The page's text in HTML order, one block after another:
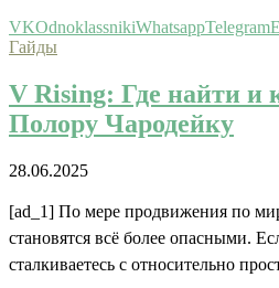
VKOdnoklassnikiWhatsappTelegram
Гайды
V Rising: Где найти и
Полору Чародейку
28.06.2025
[ad_1] По мере продвижения по
становятся всё более опасными.
сталкиваетесь с относительно